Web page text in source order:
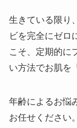
生きている限り
ビを完全にゼロ
こそ、定期的に
い方法でお肌を
年齢によるお悩
お任せください